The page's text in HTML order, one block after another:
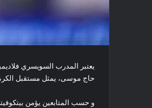
يعتبر المدرب السويسري
حاج موسى، يمثل مستقبل الكرة
و حسب المتابعين يؤمن